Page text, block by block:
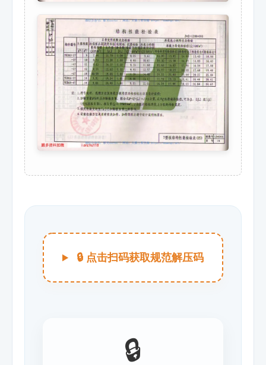
🔒 点击扫码获取规范解压码
🔒